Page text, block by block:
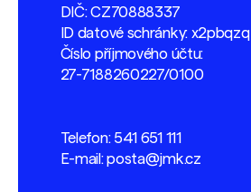
DIČ: CZ70888337
ID datové schránky: x2pbqzq
Číslo příjmového účtu:
27-7188260227/0100
Telefon: 541 651 111
E-mail:posta@jmk.cz